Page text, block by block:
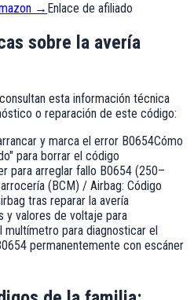
→ Enlace de afiliado
sobre la avería
esta información técnica
o reparación de este código:
y marca el error B0654Cómo
para borrar el código
para arreglar fallo B0654 (250–
(BCM) / Airbag: Código
tras reparar la avería
y valores de voltaje para
para diagnosticar el
permanentemente con escáner